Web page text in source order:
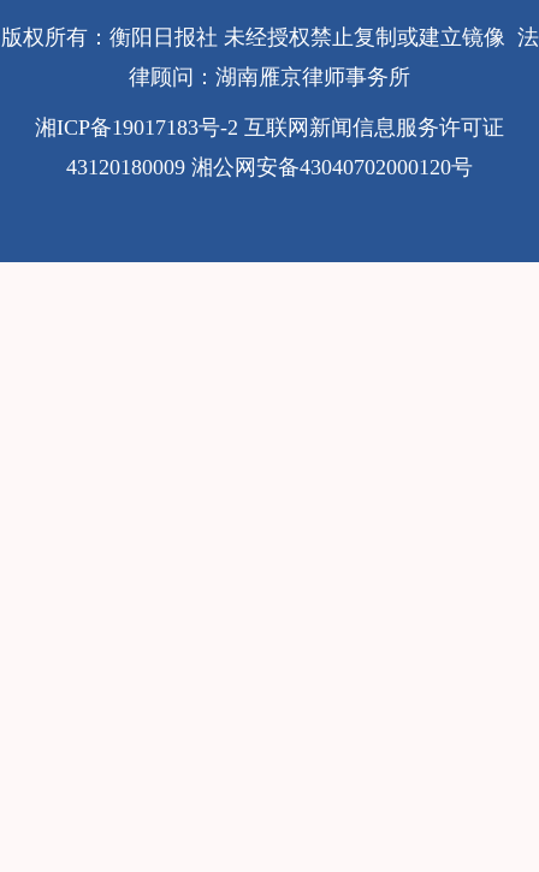
版权所有：衡阳日报社 未经授权禁止复制或建立镜像 法
律顾问：湖南雁京律师事务所
湘ICP备19017183号-2 互联网新闻信息服务许可证
43120180009 湘公网安备43040702000120号